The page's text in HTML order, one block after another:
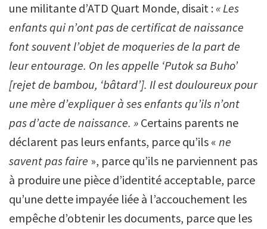
une militante d’ATD Quart Monde, disait : « Les
enfants qui n’ont pas de certificat de naissance
font souvent l’objet de moqueries de la part de
leur entourage. On les appelle ‘Putok sa Buho’
[rejet de bambou, ‘bâtard’]. Il est douloureux pour
une mère d’expliquer à ses enfants qu’ils n’ont
pas d’acte de naissance. » Certains parents ne
déclarent pas leurs enfants, parce qu’ils « ne
savent pas faire », parce qu’ils ne parviennent pas
à produire une pièce d’identité acceptable, parce
qu’une dette impayée liée à l’accouchement les
empêche d’obtenir les documents, parce que les